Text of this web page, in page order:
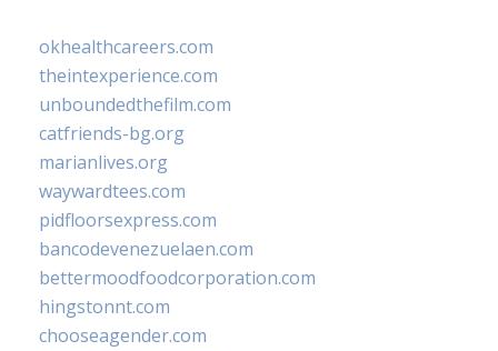
okhealthcareers.com
theintexperience.com
unboundedthefilm.com
catfriends-bg.org
marianlives.org
waywardtees.com
pidfloorsexpress.com
bancodevenezuelaen.com
bettermoodfoodcorporation.com
hingstonnt.com
chooseagender.com